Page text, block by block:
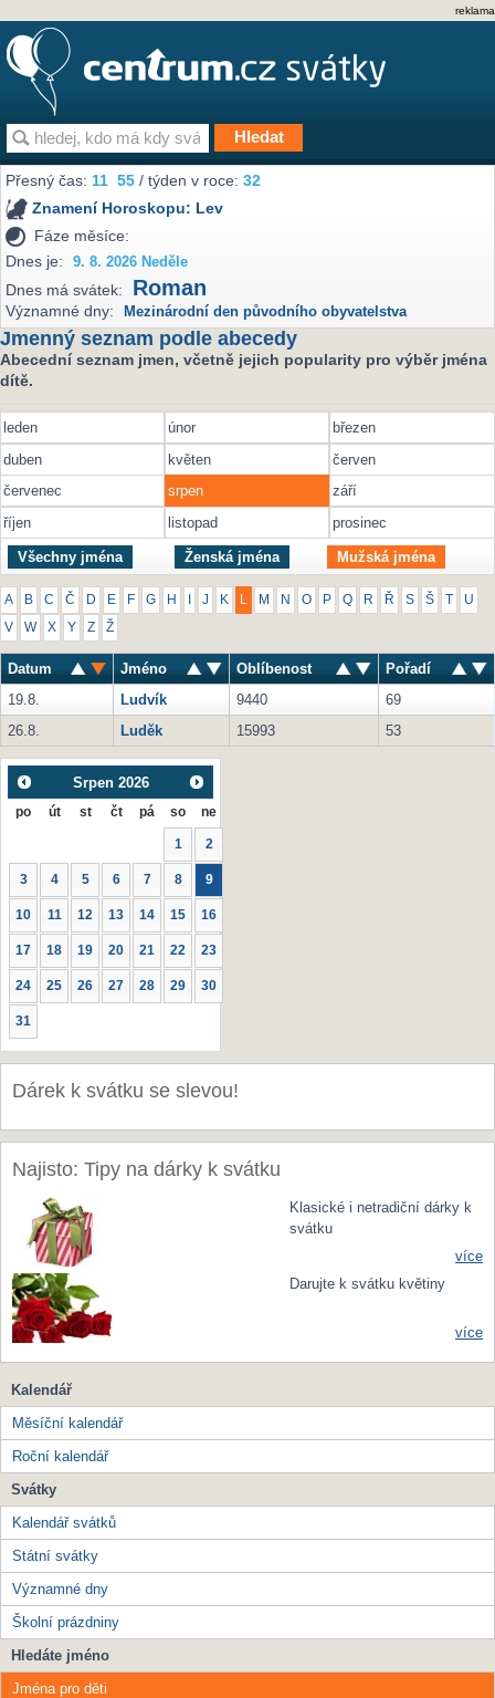
reklama
Přesný čas:11 55 / týden v roce:32
Znamení Horoskopu: Lev
Fáze měsíce:
Dnes je:
9. 8. 2026 Neděle
Dnes má svátek: Roman
Významné dny: Mezinárodní den původního obyvatelstva
Jmenný seznam podle abecedy
Abecední seznam jmen, včetně jejich popularity pro výběr jména
dítě.
leden únor
březen
duben
květen
červen
červenec
srpen
září
říjen
listopad prosinec
Všechny jména Ženská jména Mužská jména
A B C Č D E F G H J K M N O P Q R Ř S Š U
V W X Y Z Ž
Datum Jméno Oblíbenost
Pořadí
19.8.
Ludvík 9440
69
26.8.
Luděk 15993 53
Srpen 2026
po út st čt pá so ne
1 2
3 4 5 6 7 8 9
10 11 12 13 14 15 16
17 18 19 20 21 22 23
24 25 26 27 28 29 30
31
Dárek k svátku se slevou!
Najisto: Tipy na dárky k svátku
Klasické i netradiční dárky k
svátku
více
Darujte k svátku květiny
více
Kalendář
Měsíční kalendář
Roční kalendář
Svátky
Kalendář svátků
Státní svátky
Významné dny
Školní prázdniny
Hledáte jméno
Jména pro děti